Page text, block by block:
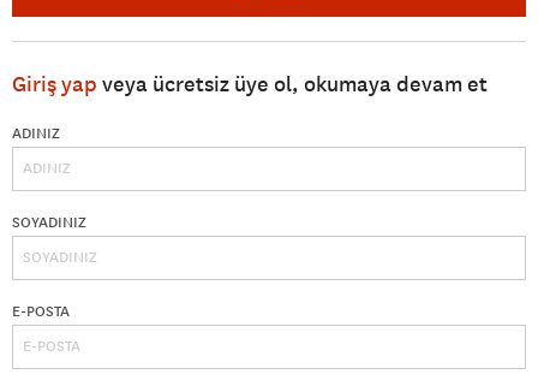
Giriş yap veya ücretsiz üye ol, okumaya devam et
ADINIZ
SOYADINIZ
E-POSTA